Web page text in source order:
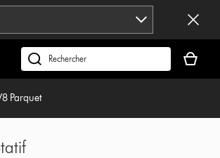
Rechercher
des
produits
panier
est
Parquet